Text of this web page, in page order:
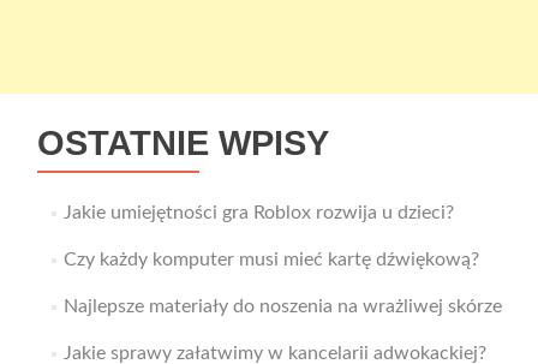
OSTATNIE WPISY
Jakie umiejętności gra Roblox rozwija u dzieci?
Czy każdy komputer musi mieć kartę dźwiękową?
Najlepsze materiały do noszenia na wrażliwej skórze
Jakie sprawy załatwimy w kancelarii adwokackiej?